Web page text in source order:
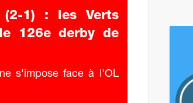
(2-1) : les Verts
126e derby de
s'impose face à l'OL